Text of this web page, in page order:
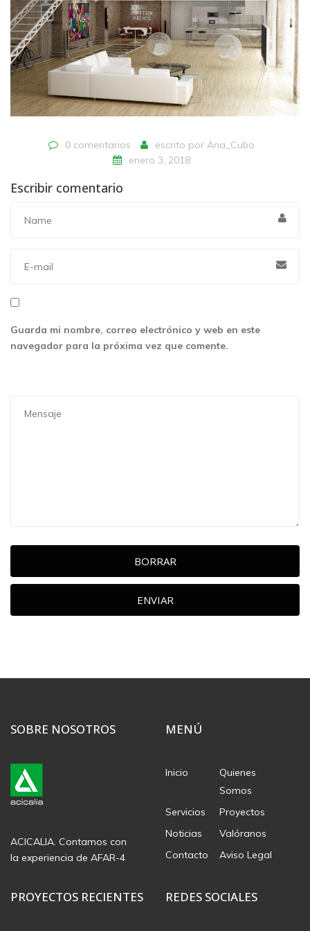
0 comentarios escrito por Ana_Cubo
enero 3, 2018
Escribir comentario
Guarda mi nombre, correo electrónico y web en este
navegador para la próxima vez que comente.
BORRAR
ENVIAR
SOBRE NOSOTROS
ACICALIA. Contamos con
la experiencia de AFAR-4
MENÚ
Inicio
Quienes
Somos
Servicios
Proyectos
Noticias
Valóranos
Contacto
Aviso Legal
PROYECTOS RECIENTES REDES SOCIALES